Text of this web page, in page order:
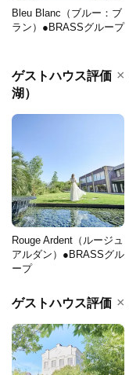
Bleu Blanc（ブルー：ブ
ラン）●BRASSグループ
ゲストハウス評価 ×
湖）
Rouge Ardent（ルージュ
アルダン）●BRASSグル
ープ
ゲストハウス評価 ×